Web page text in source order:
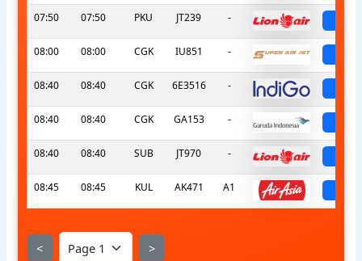
07:50 07:50 PKU JT239 -
08:00 08:00 CGK IU851 -
08:40 08:40 CGK 6E3516 -
08:40 08:40 CGK GA153 -
08:40 08:40 SUB JT970 -
08:45 08:45 KUL AK471 A1
< >